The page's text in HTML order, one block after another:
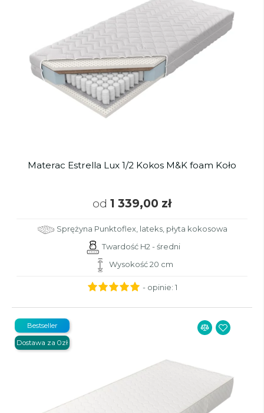
Materac Estrella Lux 1/2 Kokos M&K foam Koło
od 1 339,00 zł
Sprężyna Punktoflex, lateks, płyta kokosowa
Twardość H2 - średni
Wysokość 20 cm
- opinie: 1
Bestseller
Dostawa za 0zł